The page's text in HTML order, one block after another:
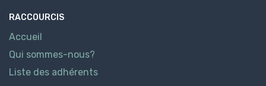
RACCOURCIS
Accueil
Qui sommes-nous?
Liste des adhérents